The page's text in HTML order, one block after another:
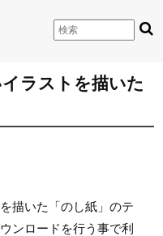
ラストを描いた
描いた「のし紙」のテ
ンロードを行う事で利